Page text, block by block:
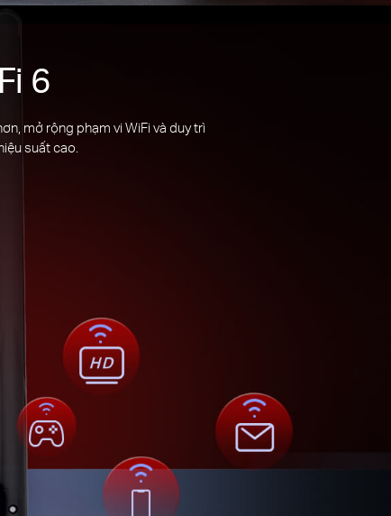
6
mở rộng phạm vi WiFi và duy trì
suất cao.